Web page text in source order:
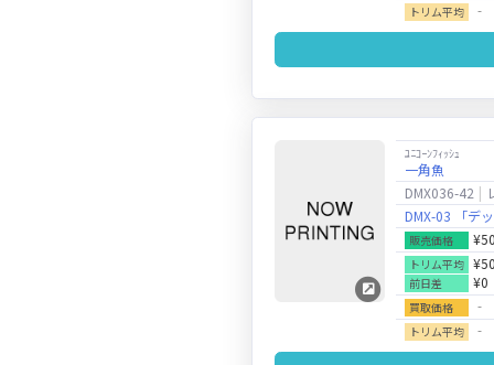
トリム平均 ‐
ﾕﾆｺｰﾝﾌｨｯｼｭ
一角魚
DMX036-42
DMX-03 「デ
販売価格
トリム平均
前日差 ¥0
買取価格 ‐
トリム平均 ‐